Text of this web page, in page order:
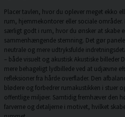
Placer tavlen, hvor du oplever meget ekko
rum, hjemmekontorer eller sociale
særligt godt i rum, hvor du ønsker at skabe
sammenhængende stemning. Det gør
neutrale og mere udtryksfulde
– både visuelt og akustisk Akustiske billeder
mere behageligt lydbillede ved at udjævne
refleksioner fra hårde overflader. Den
blødere og forbedrer rumakustikken i stuer
offentlige miljøer. Samtidig fremhæver den
farverne og detaljerne i motivet, hvilket